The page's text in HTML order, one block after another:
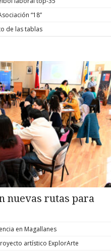
“18”
de las tablas
nuevas rutas para
en Magallanes
artístico ExplorArte